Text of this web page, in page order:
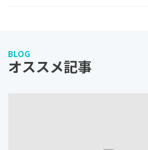
BLOG
オススメ記事